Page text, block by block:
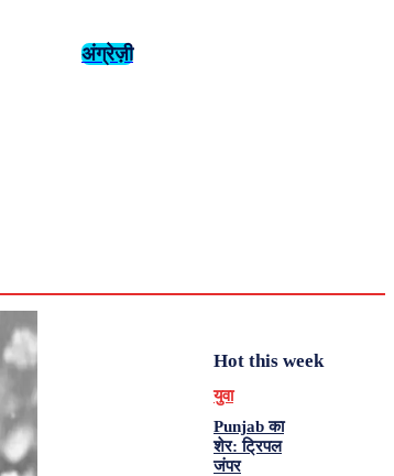
अंग्रेज़ी
Hot this week
युवा
Punjab का
शेर: ट्रिपल
जंपर